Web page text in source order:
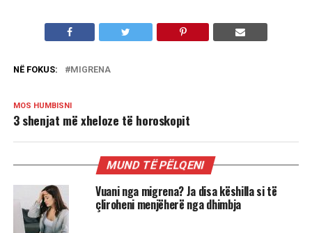
NË FOKUS: MIGRENA
MOS HUMBISNI
3 shenjat më xheloze të horoskopit
MUND TË PËLQENI
Vuani nga migrena? Ja disa këshilla si të
çliroheni menjëherë nga dhimbja